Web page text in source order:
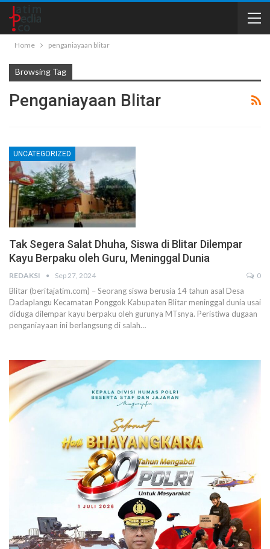
Home penganiayaan blitar
Browsing Tag
Penganiayaan Blitar
UNCATEGORIZED
Tak Segera Salat Dhuha, Siswa di Blitar Dilempar
Kayu Berpaku oleh Guru, Meninggal Dunia
REDAKSI Sep 27, 2024 0
Blitar (beritajatim.com) – Seorang siswa berusia 14 tahun asal Desa
Dadaplangu Kecamatan Ponggok Kabupaten Blitar meninggal dunia usai
diduga dilempar kayu berpaku oleh gurunya MTsnya. Peristiwa dugaan
penganiayaan ini berlangsung di salah…